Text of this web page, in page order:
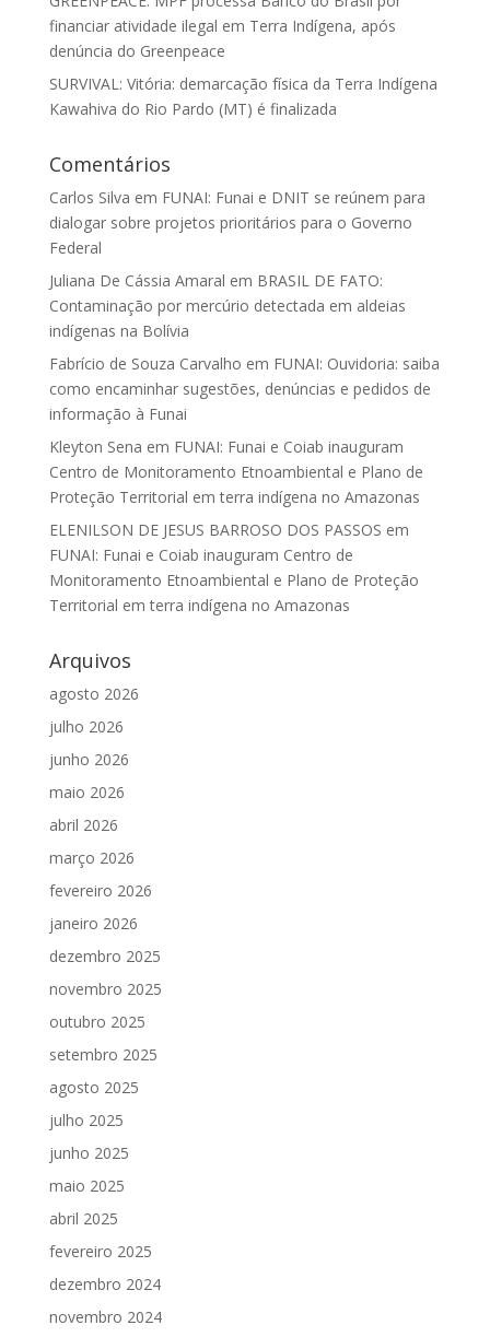
financiar atividade ilegal em Terra Indígena, após
denúncia do Greenpeace
SURVIVAL: Vitória: demarcação física da Terra Indígena
Kawahiva do Rio Pardo (MT) é finalizada
Comentários
Carlos Silva em FUNAI: Funai e DNIT se reúnem para
dialogar sobre projetos prioritários para o Governo
Federal
Juliana De Cássia Amaral em BRASIL DE FATO:
Contaminação por mercúrio detectada em aldeias
indígenas na Bolívia
Fabrício de Souza Carvalho em FUNAI: Ouvidoria: saiba
como encaminhar sugestões, denúncias e pedidos de
informação à Funai
Kleyton Sena em FUNAI: Funai e Coiab inauguram
Centro de Monitoramento Etnoambiental e Plano de
Proteção Territorial em terra indígena no Amazonas
ELENILSON DE JESUS BARROSO DOS PASSOS em
FUNAI: Funai e Coiab inauguram Centro de
Monitoramento Etnoambiental e Plano de Proteção
Territorial em terra indígena no Amazonas
Arquivos
agosto 2026
julho 2026
junho 2026
maio 2026
abril 2026
março 2026
fevereiro 2026
janeiro 2026
dezembro 2025
novembro 2025
outubro 2025
setembro 2025
agosto 2025
julho 2025
junho 2025
maio 2025
abril 2025
fevereiro 2025
dezembro 2024
novembro 2024